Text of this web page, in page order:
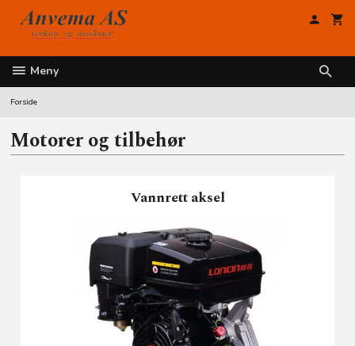
innholdet
Meny
Forside
Motorer og tilbehør
Vannrett aksel